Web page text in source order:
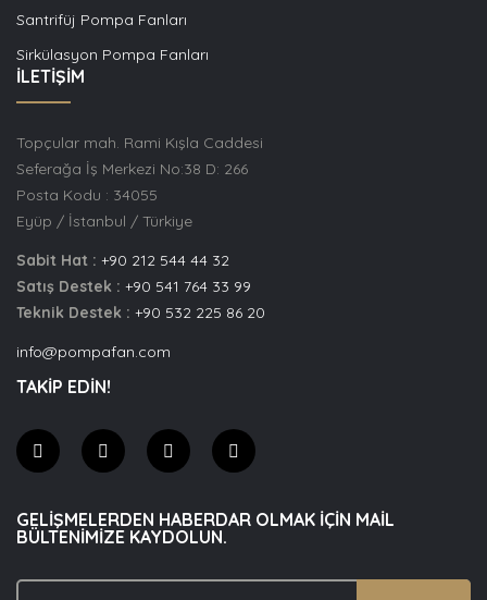
Santrifüj Pompa Fanları
Sirkülasyon Pompa Fanları
İLETİŞİM
Topçular mah. Rami Kışla Caddesi
Seferağa İş Merkezi No:38 D: 266
Posta Kodu : 34055
Eyüp / İstanbul / Türkiye
Sabit Hat : +90 212 544 44 32
Satış Destek : +90 541 764 33 99
Teknik Destek : +90 532 225 86 20
info@pompafan.com
TAKİP EDİN!
GELIŞMELERDEN HABERDAR OLMAK IÇIN MAIL
BÜLTENIMIZE KAYDOLUN.